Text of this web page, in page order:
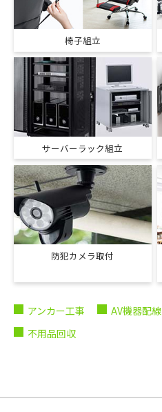
椅子組立
サーバーラック組立
防犯カメラ取付
アンカー工事
AV機器配線
不用品回収